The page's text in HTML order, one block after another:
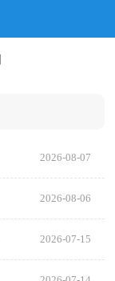
2026-08-07
2026-08-06
2026-07-15